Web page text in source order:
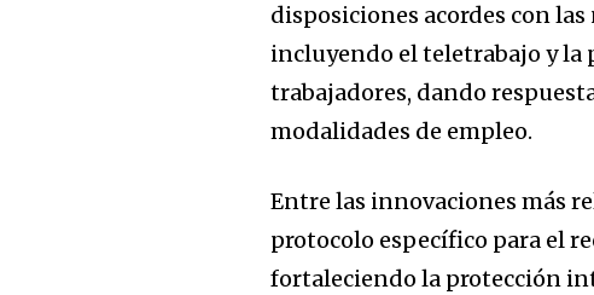
disposiciones acordes con
incluyendo el teletrabajo y la
trabajadores, dando
modalidades de empleo.
Entre las innovaciones más
protocolo específico para el
fortaleciendo la protección